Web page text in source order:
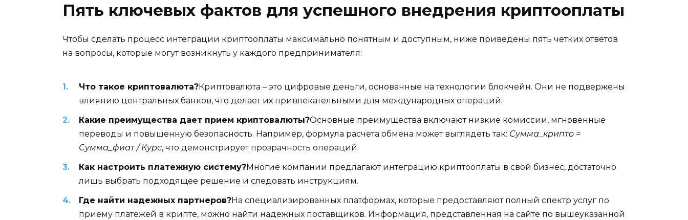
Пять ключевых фактов для успешного внедрения криптооплаты
Чтобы сделать процесс интеграции криптооплаты максимально понятным и доступным, ниже приведены пять четких ответов
на вопросы, которые могут возникнуть у каждого предпринимателя:
Что такое криптовалюта?Криптовалюта – это цифровые деньги, основанные на технологии блокчейн. Они не подвержены
влиянию центральных банков, что делает их привлекательными для международных операций.
Какие преимущества дает прием криптовалюты?Основные преимущества включают низкие комиссии, мгновенные
переводы и повышенную безопасность. Например, формула расчета обмена может выглядеть так: Сумма_крипто =
Сумма_фиат / Курс, что демонстрирует прозрачность операций.
Как настроить платежную систему?Многие компании предлагают интеграцию криптооплаты в свой бизнес, достаточно
лишь выбрать подходящее решение и следовать инструкциям.
Где найти надежных партнеров?На специализированных платформах, которые предоставляют полный спектр услуг по
приему платежей в крипте, можно найти надежных поставщиков. Информация, представленная на сайте по вышеуказанной